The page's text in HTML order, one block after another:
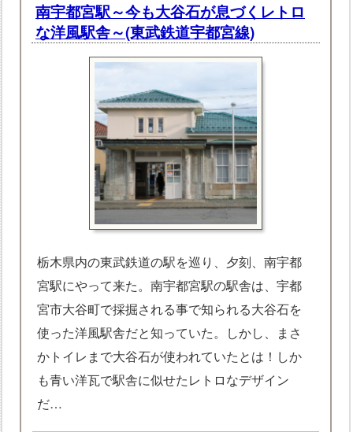
南宇都宮駅～今も大谷石が息づくレトロ
な洋風駅舎～(東武鉄道宇都宮線)
栃木県内の東武鉄道の駅を巡り、夕刻、南宇都
宮駅にやって来た。南宇都宮駅の駅舎は、宇都
宮市大谷町で採掘される事で知られる大谷石を
使った洋風駅舎だと知っていた。しかし、まさ
かトイレまで大谷石が使われていたとは！しか
も青い洋瓦で駅舎に似せたレトロなデザイン
だ…